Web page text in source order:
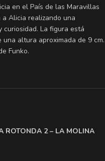
en el País de las Maravillas
a Alicia realizando una
curiosidad. La figura está
altura aproximada de 9 cm.
Funko.
ROTONDA 2 – LA MOLINA